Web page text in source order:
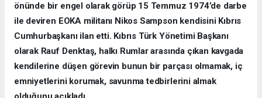
önünde bir engel olarak görüp 15 Temmuz 1974’de darbe
ile deviren EOKA militanı Nikos Sampson kendisini Kıbrıs
Cumhurbaşkanı ilan etti. Kıbrıs Türk Yönetimi Başkanı
olarak Rauf Denktaş, halkı Rumlar arasında çıkan kavgada
kendilerine düşen görevin bunun bir parçası olmamak, iç
emniyetlerini korumak, savunma tedbirlerini almak